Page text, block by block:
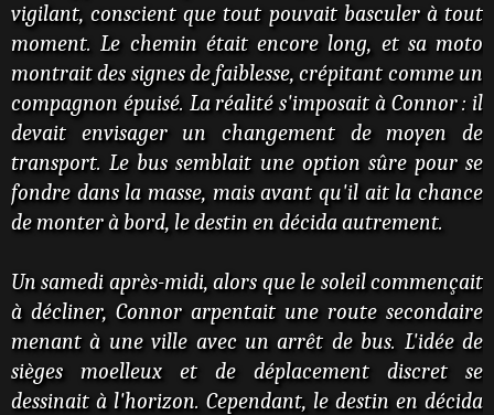
vigilant, conscient que tout pouvait basculer à tout
moment. Le chemin était encore long, et sa moto
montrait des signes de faiblesse, crépitant comme un
compagnon épuisé. La réalité s'imposait à Connor : il
devait envisager un changement de moyen de
transport. Le bus semblait une option sûre pour se
fondre dans la masse, mais avant qu'il ait la chance
de monter à bord, le destin en décida autrement.
Un samedi après-midi, alors que le soleil commençait
à décliner, Connor arpentait une route secondaire
menant à une ville avec un arrêt de bus. L'idée de
sièges moelleux et de déplacement discret se
dessinait à l'horizon. Cependant, le destin en décida